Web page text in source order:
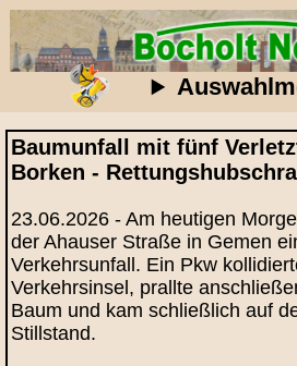
Baumunfall mit fünf
Borken -
23.06.2026 - Am heutigen
der Ahauser Straße in Gemen
Verkehrsunfall. Ein Pkw
Verkehrsinsel, prallte
Baum und kam schließlich auf
Stillstand.